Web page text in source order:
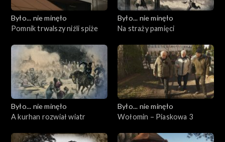
Było... nie minęło
Pomnik trwalszy niźli spiże
Było... nie minęło
Na straży pamięci
Było... nie minęło
A kurhan rozwiał wiatr
Było... nie minęło
Wołomin – Piaskowa 3